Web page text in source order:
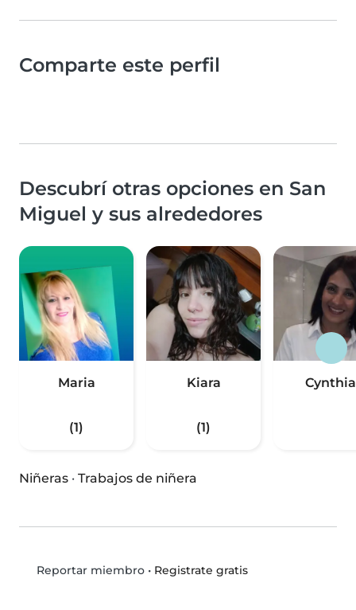
Comparte este perfil
Descubrí otras opciones en San
Miguel y sus alrededores
Maria
(1)
Kiara
(1)
Cynthia
Niñeras · Trabajos de niñera
Reportar miembro• Registrate gratis